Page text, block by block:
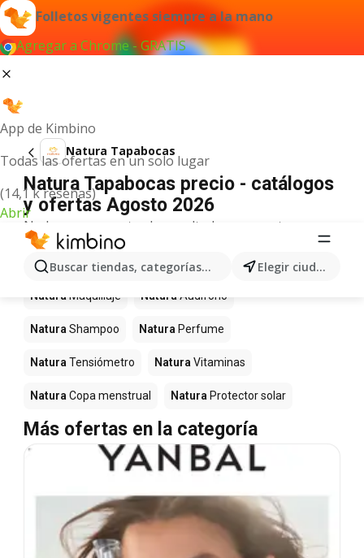
Folletos vigentes siempre a la mano
Agregar a Chrome - GRATIS
App de Kimbino
Todas las ofertas en un solo lugar
(14,1 k reseñas)
Abrir
Buscar tiendas, categorías, productos... Elegir ciudad
Natura Tapabocas
Natura Tapabocas precio - catálogos
y ofertas Agosto 2026
No hemos encontrado resultados para este
término.
Más productos en tiendas Natura
NaturaMaquillaje NaturaAudifono
Natura Shampoo Natura Perfume
Natura Tensiómetro Natura Vitaminas
Natura Copa menstrual Natura Protector solar
Más ofertas en la categoría